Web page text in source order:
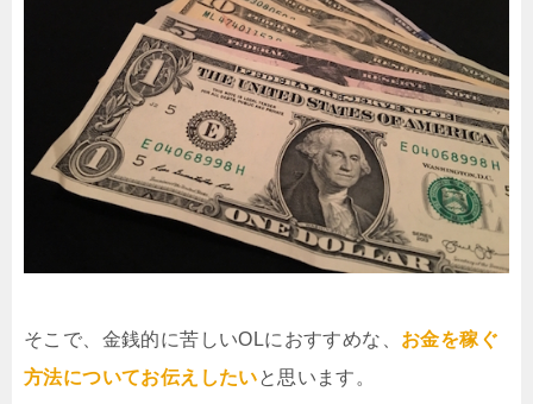
そこで、金銭的に苦しいOLにおすすめな、 お金を稼ぐ
方法についてお伝えしたいと思います。